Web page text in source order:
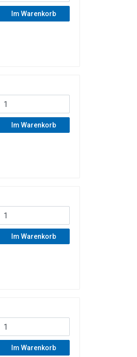
Im Warenkorb
Im Warenkorb
Im Warenkorb
Im Warenkorb